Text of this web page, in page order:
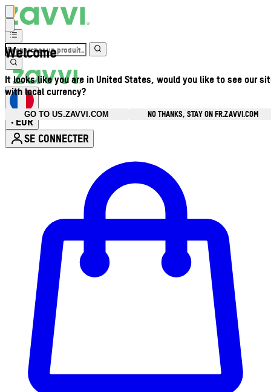
Welcome
It looks like you are in United States, would you like to see our
with local currency?
GO TO US.ZAVVI.COM
NO THANKS, STAY ON FR.ZAVVI.COM
• EUR
SE CONNECTER